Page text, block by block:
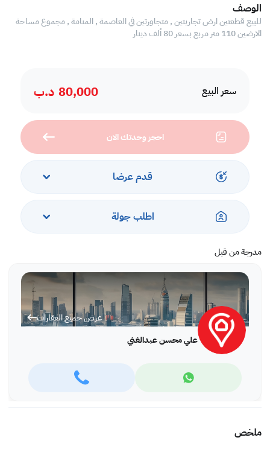
سعر البيع 80,000 د.ب
احجز وحدتك الان
قدم عرضا
اطلب جولة
مدرجة من قبل
عرض جميع العقارات
علي محسن عبدالغني
الوصف
للبيع قطعتين ارض تجاريتين , متجاورتين في العاصمة , المنامة , مجموع مساحة
الارضين 110 متر مربع بسعر 80 ألف دينار
ملخص